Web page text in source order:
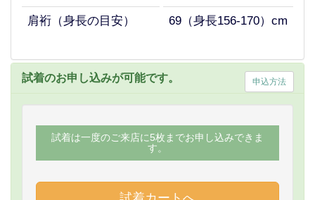
肩裄（身長の目安） 69（身長156-170）cm
申込方法
試着のお申し込みが可能です。
試着は一度のご来店に5枚までお申し込みできま
す。